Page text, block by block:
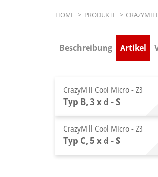
Breadcrumb
HOME > PRODUKTE >
Beschreibung Artikel
CrazyMill Cool Micro - Z3
Typ B, 3 x d - S
CrazyMill Cool Micro - Z3
Typ C, 5 x d - S